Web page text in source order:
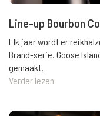
Line-up Bourbon
Elk jaar wordt er
Brand-serie. Goose
gemaakt.
Verder lezen